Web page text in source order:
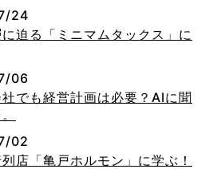
24
迫る「ミニマムタックス」に
06
でも経営計画は必要？AIに聞
02
店「亀戸ホルモン」に学ぶ！